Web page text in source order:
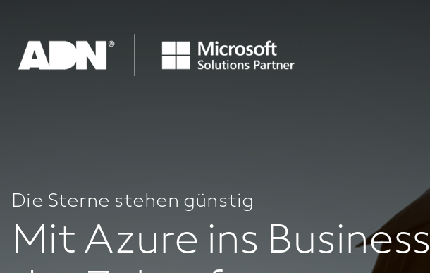
Die Sterne stehen günstig
Mit Azure ins Business